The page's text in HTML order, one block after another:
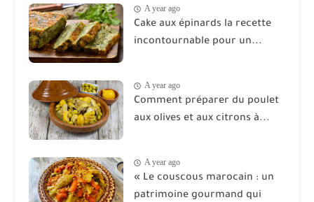
A year ago
Cake aux épinards la recette
incontournable pour un...
A year ago
Comment préparer du poulet
aux olives et aux citrons à...
A year ago
« Le couscous marocain : un
patrimoine gourmand qui